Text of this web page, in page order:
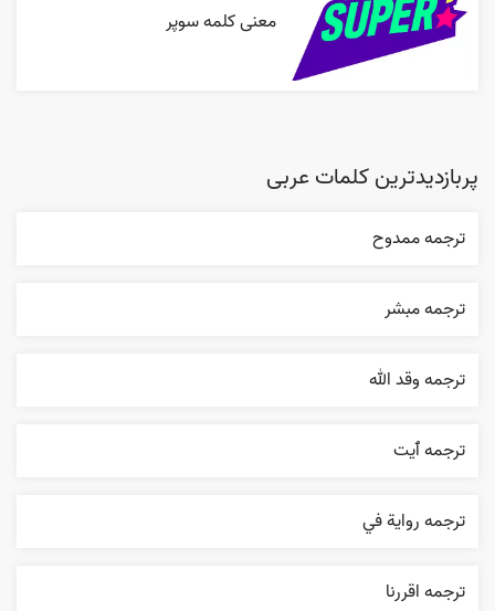
معنی کلمه سوپر
پربازدیدترین کلمات عربی
ترجمه ممدوح
ترجمه مبشر
ترجمه وقد الله
ترجمه ٱیت
ترجمه روایة في
ترجمه اقررنا